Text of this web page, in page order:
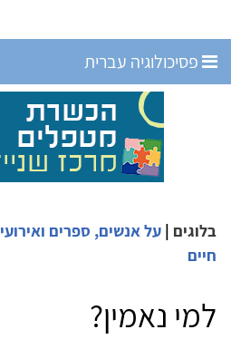
פסיכולוגיה עברית
בלוגים | על אנשים, ספרים ואירועי
חיים
למי נאמין?